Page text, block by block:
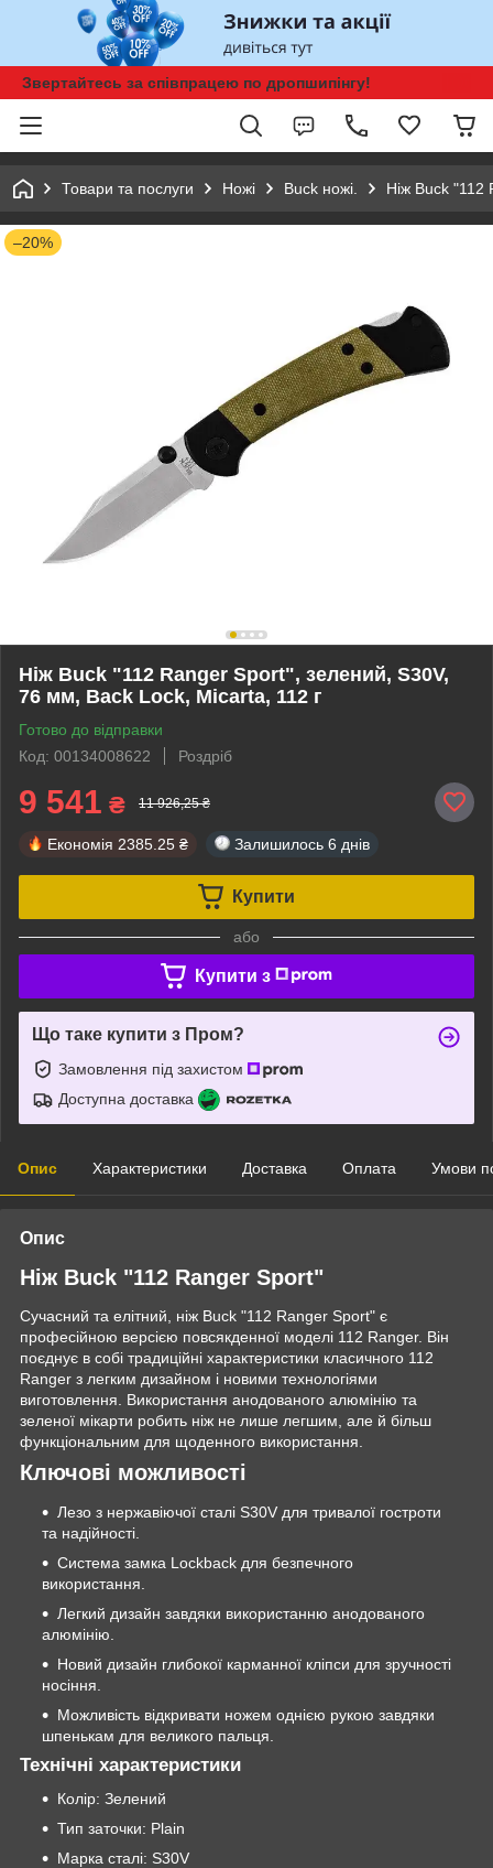
Звертайтесь за співпрацею по дропшипінгу!
Товари та послуги Ножі Buck ножі. Ніж Buck "112
–20%
Ніж Buck "112 Ranger Sport", зелений, S30V,
76 мм, Back Lock, Micarta, 112 г
Готово до відправки
Код: 00134008622
Роздріб
9 541 ₴ 11 926,25 ₴
Економія 2385.25 ₴ Залишилось 6 днів
Купити
або
Купити з
Що таке купити з Пром?
Замовлення під захистом
Доступна доставка
Опис Характеристики Доставка Оплата Умови
Опис
Ніж Buck "112 Ranger Sport"
Сучасний та елітний, ніж Buck "112 Ranger Sport" є
професійною версією повсякденної моделі 112 Ranger. Він
поєднує в собі традиційні характеристики класичного 112
Ranger з легким дизайном і новими технологіями
виготовлення. Використання анодованого алюмінію та
зеленої мікарти робить ніж не лише легшим, але й більш
функціональним для щоденного використання.
Ключові можливості
Лезо з нержавіючої сталі S30V для тривалої гостроти
та надійності.
Система замка Lockback для безпечного
використання.
Легкий дизайн завдяки використанню анодованого
алюмінію.
Новий дизайн глибокої карманної кліпси для зручності
носіння.
Можливість відкривати ножем однією рукою завдяки
шпенькам для великого пальця.
Технічні характеристики
Колір: Зелений
Тип заточки: Plain
Марка сталі: S30V